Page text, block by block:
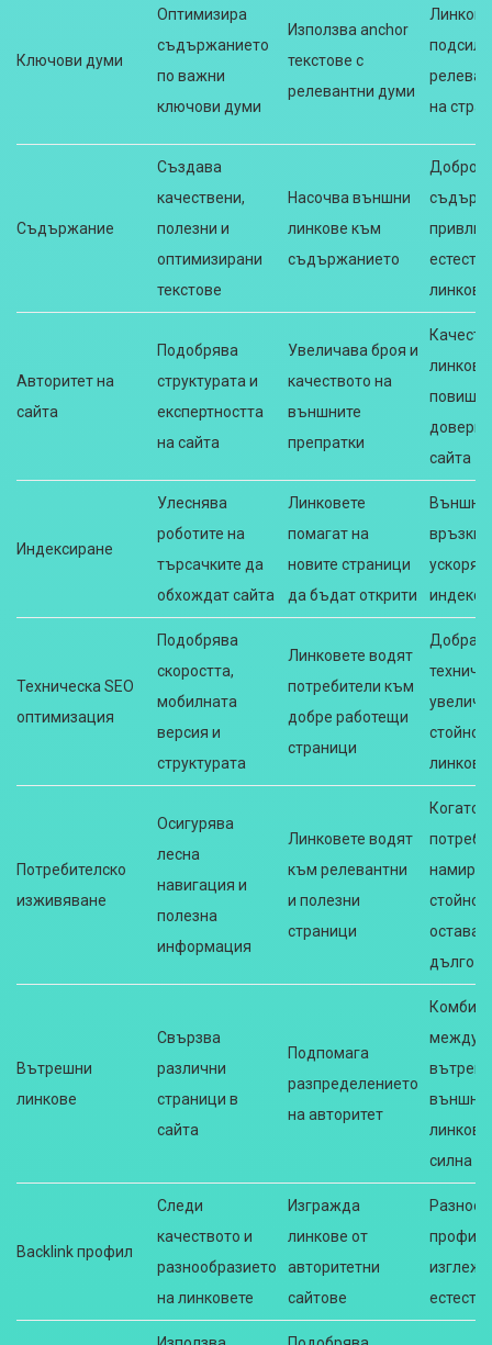
Ключови думи
Оптимизира
съдържанието
по важни
ключови думи
Използва anchor
текстове с
релевантни думи
на
Съдържание
Създава
качествени,
полезни и
оптимизирани
текстове
Насочва външни
линкове към
съдържанието
Добро
линкове
Авторитет на
сайта
Подобрява
структурата и
експертността
на сайта
Увеличава броя и
качеството на
външните
препратки
линкове
сайта
Индексиране
Улеснява
роботите на
търсачките да
обхождат сайта
Линковете
помагат на
новите страници
да бъдат открити
връзки
Техническа SEO
оптимизация
Подобрява
скоростта,
мобилната
версия и
структурата
Линковете водят
потребители към
добре работещи
страници
Потребителско
изживяване
Осигурява
лесна
навигация и
полезна
информация
Линковете водят
към релевантни
и полезни
страници
Когато
намира
остава
дълго
Вътрешни
линкове
Свързва
различни
страници в
сайта
Подпомага
разпределението
на авторитет
между
външни
силна
Backlink профил
Следи
качеството и
разнообразието
на линковете
Изгражда
линкове от
авторитетни
сайтове
профил